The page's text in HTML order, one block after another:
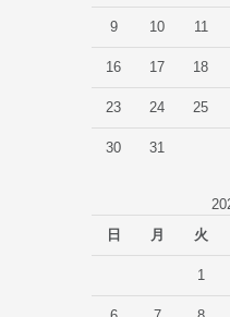
9 10 11
16 17 18
23 24 25
30 31
日
月 火
1